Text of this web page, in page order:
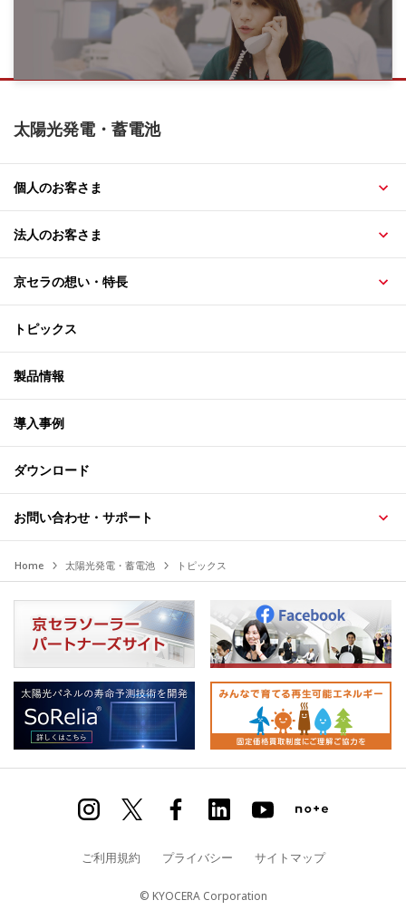
太陽光発電・蓄電池
個人のお客さま
法人のお客さま
京セラの想い・特長
トピックス
製品情報
導入事例
ダウンロード
お問い合わせ・サポート
Home 太陽光発電・蓄電池 トピックス
ご利用規約 プライバシー サイトマップ
© KYOCERA Corporation